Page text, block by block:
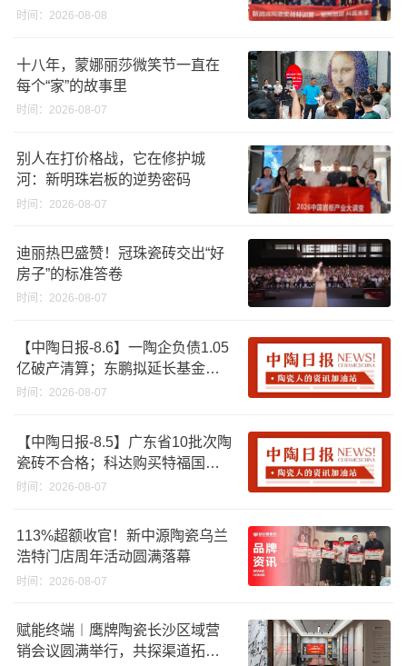
时间：2026-08-08
十八年，蒙娜丽莎微笑节一直在
每个“家”的故事里
时间：2026-08-07
别人在打价格战，它在修护城
河：新明珠岩板的逆势密码
时间：2026-08-07
迪丽热巴盛赞！冠珠瓷砖交出“好
房子”的标准答卷
时间：2026-08-07
【中陶日报-8.6】一陶企负债1.05
亿破产清算；东鹏拟延长基金投
资期限；工信部开展建陶行业能
时间：2026-08-07
【中陶日报-8.5】广东省10批次陶
瓷砖不合格；科达购买特福国际
股份申请未通过；蒙娜丽莎5千万
破18亿元
时间：2026-08-07
113%超额收官！新中源陶瓷乌兰
浩特门店周年活动圆满落幕
时间：2026-08-07
赋能终端︱鹰牌陶瓷长沙区域营
销会议圆满举行，共探渠道拓展